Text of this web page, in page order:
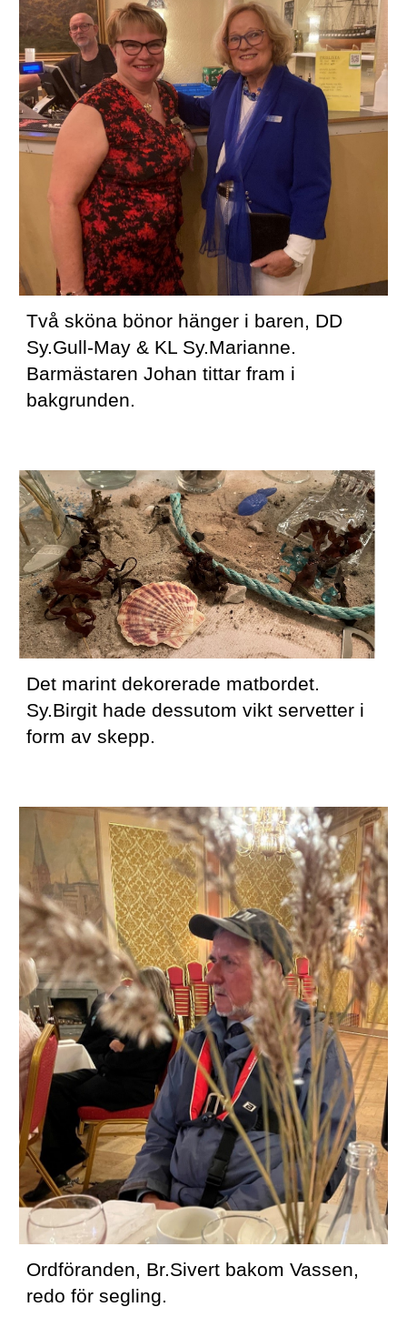
Två sköna bönor hänger i baren, DD
Sy.Gull-May & KL Sy.Marianne.
Barmästaren Johan tittar fram i
bakgrunden.
Det marint dekorerade matbordet.
Sy.Birgit hade dessutom vikt servetter i
form av skepp.
Ordföranden, Br.Sivert bakom Vassen,
redo för segling.